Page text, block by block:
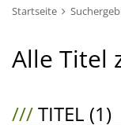
Startseite
Alle Titel
///TITEL (1)